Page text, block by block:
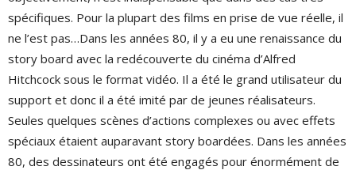
spécifiques. Pour la plupart des films en prise de vue réelle, il
ne l’est pas…Dans les années 80, il y a eu une renaissance du
story board avec la redécouverte du cinéma d’Alfred
Hitchcock sous le format vidéo. Il a été le grand utilisateur du
support et donc il a été imité par de jeunes réalisateurs.
Seules quelques scènes d’actions complexes ou avec effets
spéciaux étaient auparavant story boardées. Dans les années
80, des dessinateurs ont été engagés pour énormément de